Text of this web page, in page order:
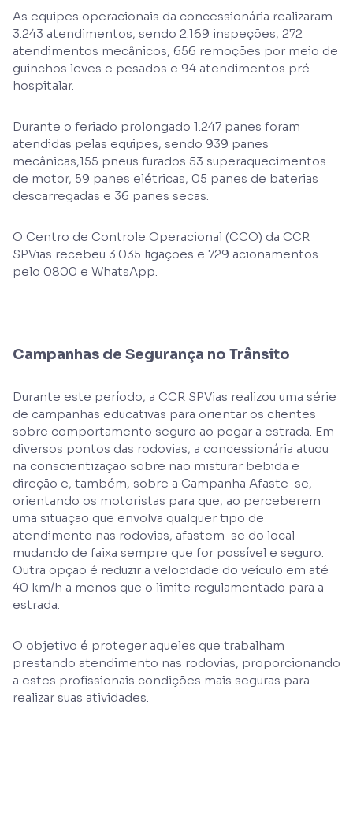
As equipes operacionais da concessionária realizaram
3.243 atendimentos, sendo 2.169 inspeções, 272
atendimentos mecânicos, 656 remoções por meio de
guinchos leves e pesados e 94 atendimentos pré-
hospitalar.
Durante o feriado prolongado 1.247 panes foram
atendidas pelas equipes, sendo 939 panes
mecânicas,155 pneus furados 53 superaquecimentos
de motor, 59 panes elétricas, 05 panes de baterias
descarregadas e 36 panes secas.
O Centro de Controle Operacional (CCO) da CCR
SPVias recebeu 3.035 ligações e 729 acionamentos
pelo 0800 e WhatsApp.
Campanhas de Segurança no Trânsito
Durante este período, a CCR SPVias realizou uma série
de campanhas educativas para orientar os clientes
sobre comportamento seguro ao pegar a estrada. Em
diversos pontos das rodovias, a concessionária atuou
na conscientização sobre não misturar bebida e
direção e, também, sobre a Campanha Afaste-se,
orientando os motoristas para que, ao perceberem
uma situação que envolva qualquer tipo de
atendimento nas rodovias, afastem-se do local
mudando de faixa sempre que for possível e seguro.
Outra opção é reduzir a velocidade do veículo em até
40 km/h a menos que o limite regulamentado para a
estrada.
O objetivo é proteger aqueles que trabalham
prestando atendimento nas rodovias, proporcionando
a estes profissionais condições mais seguras para
realizar suas atividades.